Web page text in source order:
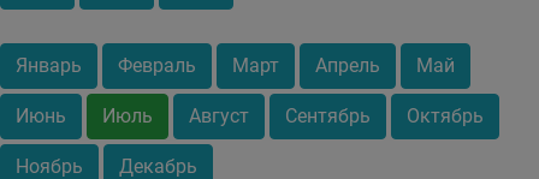
Январь Февраль Март Апрель Май
Июнь Июль Август Сентябрь Октябрь
Ноябрь Декабрь